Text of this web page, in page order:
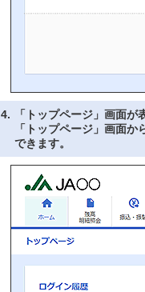
4.
「トップページ」画面が
「トップページ」画面
できます。